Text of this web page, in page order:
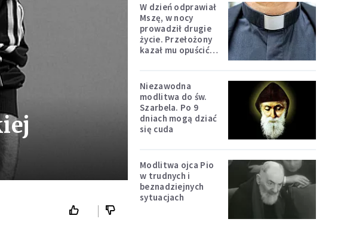
W dzień odprawiał
Mszę, w nocy
prowadził drugie
życie. Przełożony
kazał mu opuścić
Niezawodna
modlitwa do św.
Szarbela. Po 9
dniach mogą dziać
się cuda
Modlitwa ojca Pio
w trudnych i
beznadziejnych
sytuacjach